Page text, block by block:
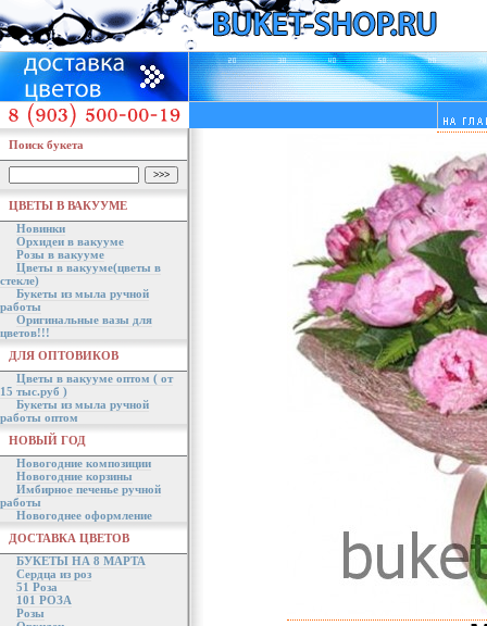
Поиск букета
ЦВЕТЫ В ВАКУУМЕ
Новинки
Орхидеи в вакууме
Розы в вакууме
Цветы в вакууме(цветы в
стекле)
Букеты из мыла ручной
работы
Оригинальные вазы для
цветов!!!
ДЛЯ ОПТОВИКОВ
Цветы в вакууме оптом ( от
15 тыс.руб )
Букеты из мыла ручной
работы оптом
НОВЫЙ ГОД
Новогодние композиции
Новогодние корзины
Имбирное печенье ручной
работы
Новогоднее оформление
ДОСТАВКА ЦВЕТОВ
БУКЕТЫ НА 8 МАРТА
Сердца из роз
51 Роза
101 РОЗА
Розы